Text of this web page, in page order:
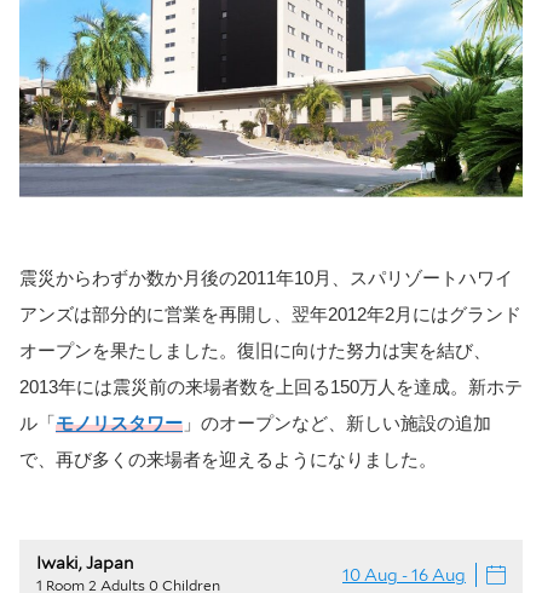
震災からわずか数か月後の2011年10月、スパリゾートハワイ
アンズは部分的に営業を再開し、翌年2012年2月にはグランド
オープンを果たしました。復旧に向けた努力は実を結び、
2013年には震災前の来場者数を上回る150万人を達成。新ホテ
ル「モノリスタワー 」のオープンなど、新しい施設の追加
で、再び多くの来場者を迎えるようになりました。